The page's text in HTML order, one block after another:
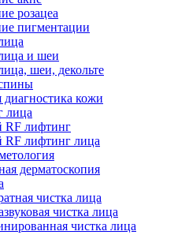
розацеа
пигментации
и шеи
шеи, декольте
диагностика кожи
лица
RF лифтинг
RF лифтинг лица
дерматоскопия
чистка лица
чистка лица
чистка лица